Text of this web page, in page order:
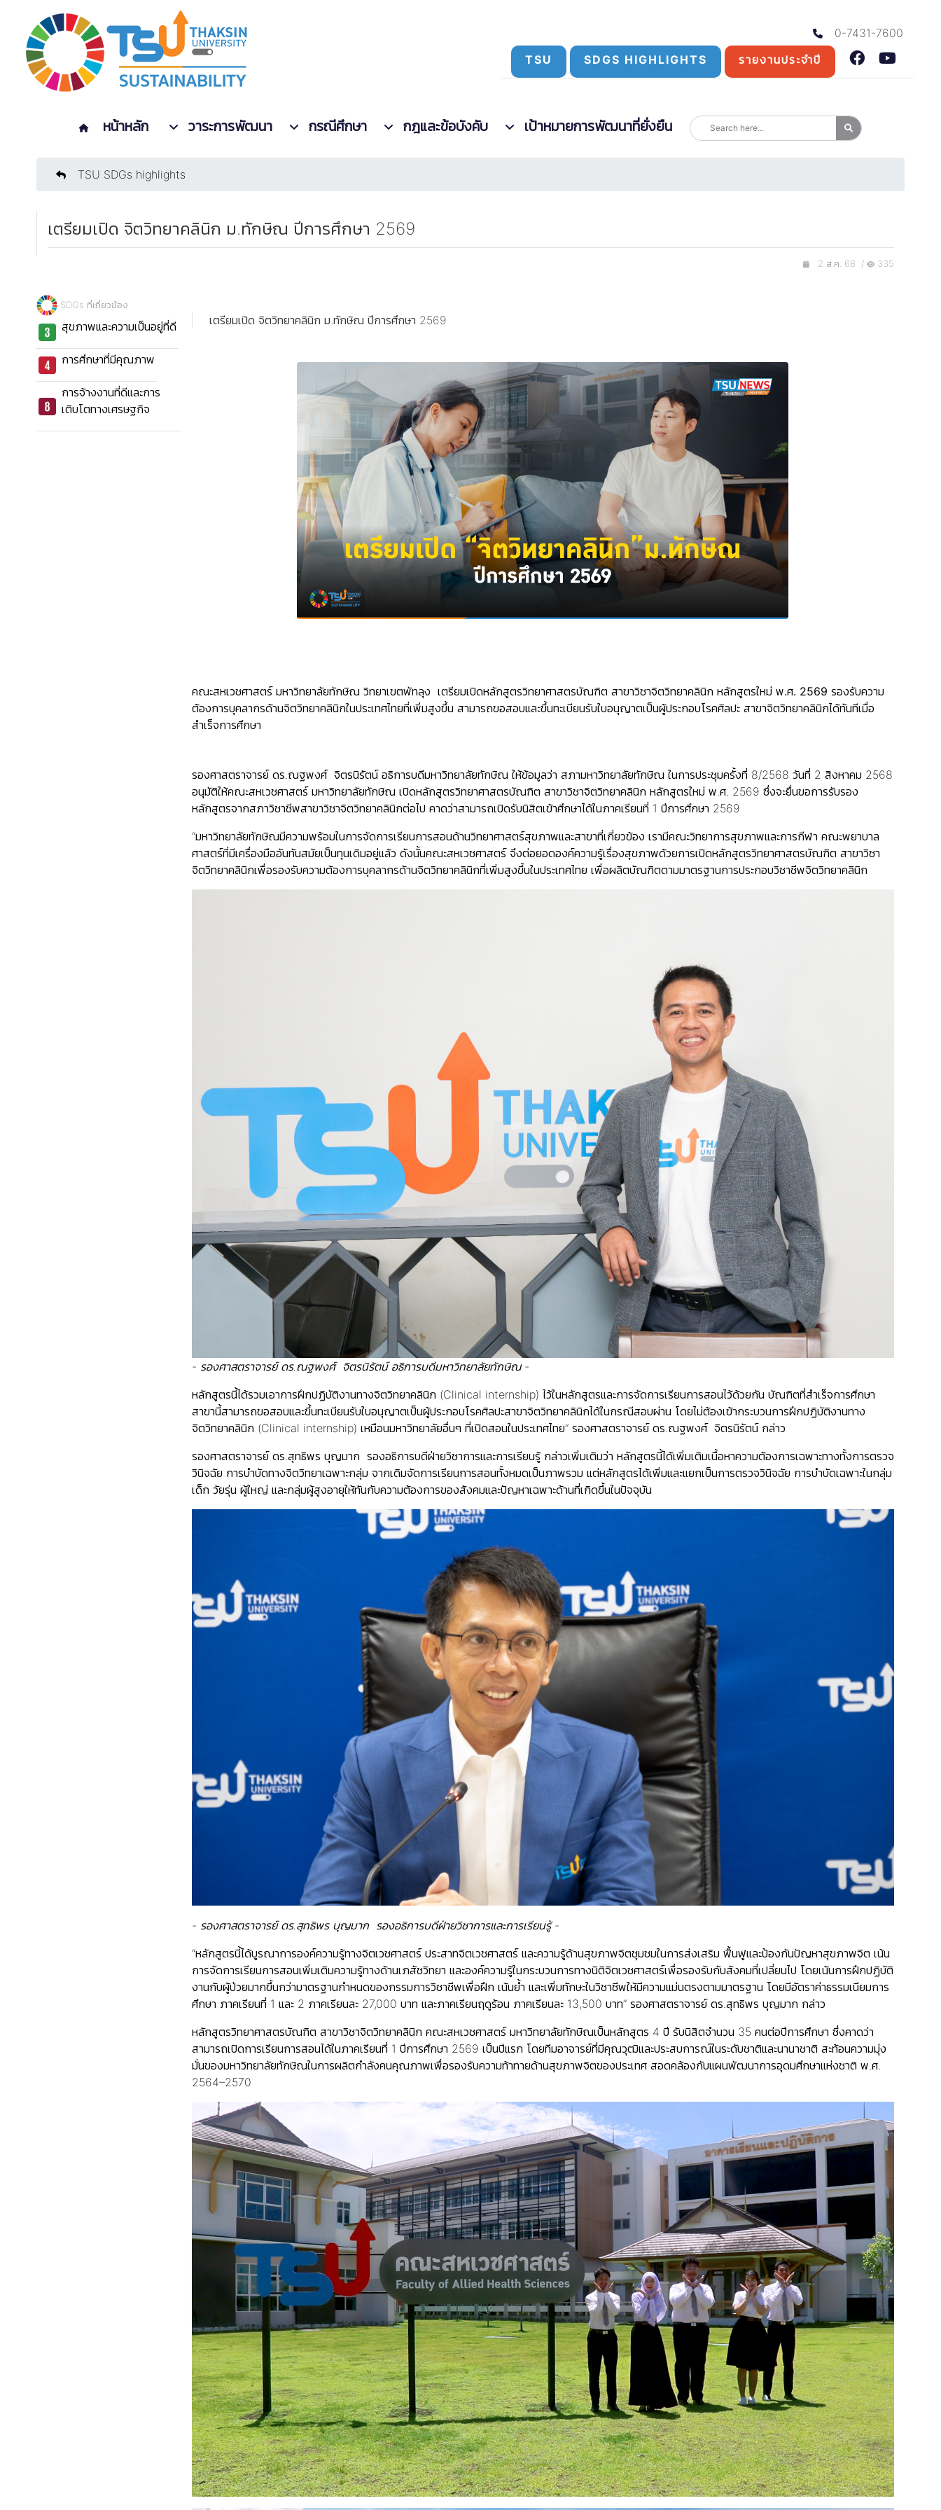
0-7431-7600
TSU
SDGS HIGHLIGHTS รายงานประจำปี
หน้าหลัก วาระการพัฒนา กรณีศึกษา กฎและข้อบังคับ เป้าหมายการพัฒนาที่ยั่งยืน
TSU SDGs highlights
เตรียมเปิด จิตวิทยาคลินิก ม.ทักษิณ ปีการศึกษา 2569
2 ส.ค. 68 / 335
SDGs ที่เกี่ยวข้อง
สุขภาพและความเป็นอยู่ที่ดี
การศึกษาที่มีคุณภาพ
การจ้างงานที่ดีและการ
เติบโตทางเศรษฐกิจ
เตรียมเปิด จิตวิทยาคลินิก ม.ทักษิณ ปีการศึกษา 2569
คณะสหเวชศาสตร์ มหาวิทยาลัยทักษิณ วิทยาเขตพัทลุง เตรียมเปิดหลักสูตรวิทยาศาสตรบัณฑิต สาขาวิชาจิตวิทยาคลินิก หลักสูตรใหม่ พ.ศ. 2569 รองรับความ
ต้องการบุคลากรด้านจิตวิทยาคลินิกในประเทศไทยที่เพิ่มสูงขึ้น สามารถขอสอบและขึ้นทะเบียนรับใบอนุญาตเป็นผู้ประกอบโรคศิลปะ สาขาจิตวิทยาคลินิกได้ทันทีเมื่อ
สำเร็จการศึกษา
รองศาสตราจารย์ ดร.ณฐพงศ์ จิตรนิรัตน์ อธิการบดีมหาวิทยาลัยทักษิณ ให้ข้อมูลว่า สภามหาวิทยาลัยทักษิณ ในการประชุมครั้งที่ 8/2568 วันที่ 2 สิงหาคม 2568
อนุมัติให้คณะสหเวชศาสตร์ มหาวิทยาลัยทักษิณ เปิดหลักสูตรวิทยาศาสตรบัณฑิต สาขาวิชาจิตวิทยาคลินิก หลักสูตรใหม่ พ.ศ. 2569 ซึ่งจะยื่นขอการรับรอง
หลักสูตรจากสภาวิชาชีพสาขาวิชาจิตวิทยาคลินิกต่อไป คาดว่าสามารถเปิดรับนิสิตเข้าศึกษาได้ในภาคเรียนที่ 1 ปีการศึกษา 2569
“มหาวิทยาลัยทักษิณมีความพร้อมในการจัดการเรียนการสอนด้านวิทยาศาสตร์สุขภาพและสาขาที่เกี่ยวข้อง เรามีคณะวิทยาการสุขภาพและการกีฬา คณะพยาบาล
ศาสตร์ที่มีเครื่องมืออันทันสมัยเป็นทุนเดิมอยู่แล้ว ดังนั้นคณะสหเวชศาสตร์ จึงต่อยอดองค์ความรู้เรื่องสุขภาพด้วยการเปิดหลักสูตรวิทยาศาสตรบัณฑิต สาขาวิชา
จิตวิทยาคลินิกเพื่อรองรับความต้องการบุคลากรด้านจิตวิทยาคลินิกที่เพิ่มสูงขึ้นในประเทศไทย เพื่อผลิตบัณฑิตตามมาตรฐานการประกอบวิชาชีพจิตวิทยาคลินิก
- รองศาสตราจารย์ ดร.ณฐพงศ์ จิตรนิรัตน์ อธิการบดีมหาวิทยาลัยทักษิณ -
หลักสูตรนี้ได้รวมเอาการฝึกปฏิบัติงานทางจิตวิทยาคลินิก (Clinical internship) ไว้ในหลักสูตรและการจัดการเรียนการสอนไว้ด้วยกัน บัณฑิตที่สำเร็จการศึกษา
สาขานี้สามารถขอสอบและขึ้นทะเบียนรับใบอนุญาตเป็นผู้ประกอบโรคศิลปะสาขาจิตวิทยาคลินิกได้ในกรณีสอบผ่าน โดยไม่ต้องเข้ากระบวนการฝึกปฏิบัติงานทาง
จิตวิทยาคลินิก (Clinical internship) เหมือนมหาวิทยาลัยอื่นๆ ที่เปิดสอนในประเทศไทย” รองศาสตราจารย์ ดร.ณฐพงศ์ จิตรนิรัตน์ กล่าว
รองศาสตราจารย์ ดร.สุทธิพร บุญมาก รองอธิการบดีฝ่ายวิชาการและการเรียนรู้ กล่าวเพิ่มเติมว่า หลักสูตรนี้ได้เพิ่มเติมเนื้อหาความต้องการเฉพาะทางทั้งการตรวจ
วินิจฉัย การบำบัดทางจิตวิทยาเฉพาะกลุ่ม จากเดิมจัดการเรียนการสอนทั้งหมดเป็นภาพรวม แต่หลักสูตรได้เพิ่มและแยกเป็นการตรวจวินิจฉัย การบำบัดเฉพาะในกลุ่ม
เด็ก วัยรุ่น ผู้ใหญ่ และกลุ่มผู้สูงอายุให้ทันกับความต้องการของสังคมและปัญหาเฉพาะด้านที่เกิดขึ้นในปัจจุบัน
- รองศาสตราจารย์ ดร.สุทธิพร บุญมาก รองอธิการบดีฝ่ายวิชาการและการเรียนรู้ -
“หลักสูตรนี้ได้บูรณาการองค์ความรู้ทางจิตเวชศาสตร์ ประสาทจิตเวชศาสตร์ และความรู้ด้านสุขภาพจิตชุมชมในการส่งเสริม ฟื้นฟูและป้องกันปัญหาสุขภาพจิต เน้น
การจัดการเรียนการสอนเพิ่มเติมความรู้ทางด้านเภสัชวิทยา และองค์ความรู้ในกระบวนการทางนิติจิตเวชศาสตร์เพื่อรองรับกับสังคมที่เปลี่ยนไป โดยเน้นการฝึกปฏิบัติ
งานกับผู้ป่วยมากขึ้นกว่ามาตรฐานกำหนดของกรรมการวิชาชีพเพื่อฝึก เน้นย้ำ และเพิ่มทักษะในวิชาชีพให้มีความแม่นตรงตามมาตรฐาน โดยมีอัตราค่าธรรมเนียมการ
ศึกษา ภาคเรียนที่ 1 และ 2 ภาคเรียนละ 27,000 บาท และภาคเรียนฤดูร้อน ภาคเรียนละ 13,500 บาท” รองศาสตราจารย์ ดร.สุทธิพร บุญมาก กล่าว
หลักสูตรวิทยาศาสตรบัณฑิต สาขาวิชาจิตวิทยาคลินิก คณะสหเวชศาสตร์ มหาวิทยาลัยทักษิณเป็นหลักสูตร 4 ปี รับนิสิตจำนวน 35 คนต่อปีการศึกษา ซึ่งคาดว่า
สามารถเปิดการเรียนการสอนได้ในภาคเรียนที่ 1 ปีการศึกษา 2569 เป็นปีแรก โดยทีมอาจารย์ที่มีคุณวุฒิและประสบการณ์ในระดับชาติและนานาชาติ สะท้อนความมุ่ง
มั่นของมหาวิทยาลัยทักษิณในการผลิตกำลังคนคุณภาพเพื่อรองรับความท้าทายด้านสุขภาพจิตของประเทศ สอดคล้องกับแผนพัฒนาการอุดมศึกษาแห่งชาติ พ.ศ.
2564–2570